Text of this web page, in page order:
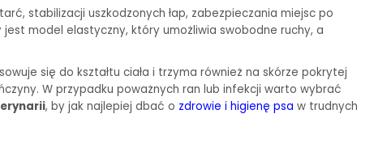
stabilizacji uszkodzonych łap, zabezpieczania miejsc po
jest model elastyczny, który umożliwia swobodne ruchy, a
się do kształtu ciała i trzyma również na skórze pokrytej
W przypadku poważnych ran lub infekcji warto wybrać
, by jak najlepiej dbać o zdrowie i higienę psa w trudnych